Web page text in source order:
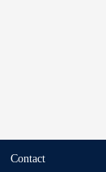
Contact